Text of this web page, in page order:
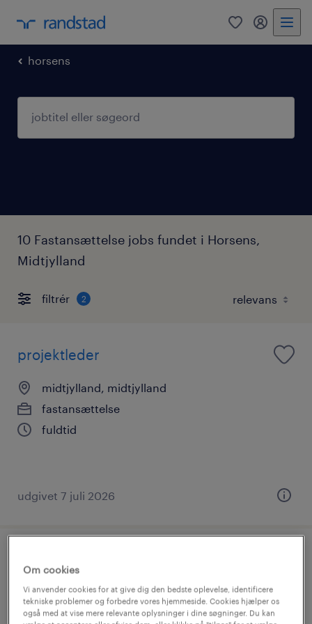
0
horsens
10 Fastansættelse jobs fundet i Horsens,
Midtjylland
filtrér 2
projektleder
midtjylland, midtjylland
fastansættelse
fuldtid
udgivet 7 juli 2026
midtjylland, midtjylland
fastansættelse
Om cookies
Vi anvender cookies for at give dig den bedste oplevelse, identificere
tekniske problemer og forbedre vores hjemmeside. Cookies hjælper os
også med at vise mere relevante oplysninger i dine søgninger. Du kan